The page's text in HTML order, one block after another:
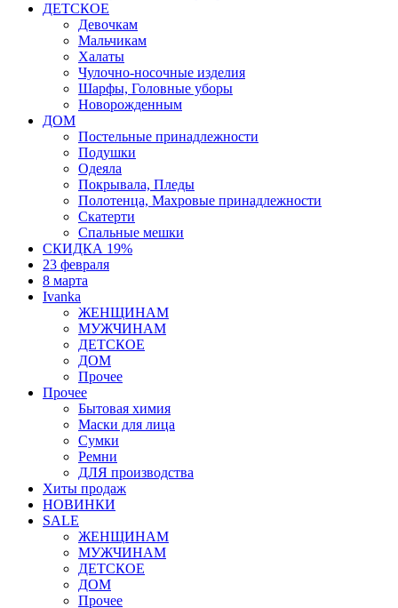
ДЕТСКОЕ
Девочкам
Мальчикам
Халаты
Чулочно-носочные изделия
Шарфы, Головные уборы
Новорожденным
ДОМ
Постельные принадлежности
Подушки
Одеяла
Покрывала, Пледы
Полотенца, Махровые принадлежности
Скатерти
Спальные мешки
СКИДКА 19%
23 февраля
8 марта
Ivanka
ЖЕНЩИНАМ
МУЖЧИНАМ
ДЕТСКОЕ
ДОМ
Прочее
Прочее
Бытовая химия
Маски для лица
Сумки
Ремни
ДЛЯ производства
Хиты продаж
НОВИНКИ
SALE
ЖЕНЩИНАМ
МУЖЧИНАМ
ДЕТСКОЕ
ДОМ
Прочее